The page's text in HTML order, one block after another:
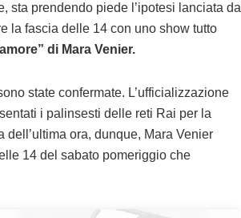
sta prendendo piede l’ipotesi lanciata da
la fascia delle 14 con uno show tutto
di Mara Venier.
state confermate. L’ufficializzazione
i palinsesti delle reti Rai per la
ora, dunque, Mara Venier
14 del sabato pomeriggio che